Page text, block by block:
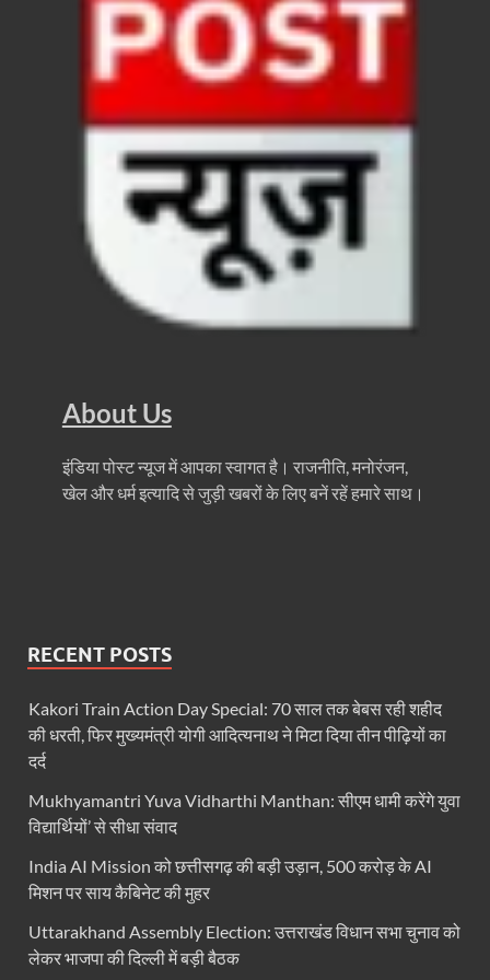
FSSAI: जांच में अंडे पूरी तरह सुरक्षित पाए गए: FSSAI
Anil Vij Statement: कांग्रेस का अविश्वास प्रस्ताव सदन
Chronic Kidney Disease: क्रोनिक किडनी डिजीज
Bihar NDA MP: बिहार एनडीए सांसदों ने बीजेपी राष्ट्रीय
VB G Ram G Bill: बिल फाड़ना लोकतंत्र की हत्या –
Former DGP Prashant Kumar: उत्तर प्रदेश शिक्षा
Indian Railway New Policy: ट्रेन में भी एयरपोर्ट जैसा
Soil To Silk Exhibition: सॉइल टू सिल्क’ की अनूठी
BJP Working President Nitin Nabin: कौन है नितिन
Ummeed Portal: उम्मीद पोर्टल पर यूपी ने रचा
AIIMS Rishikesh: केन्द्रीय स्वास्थ्य मंत्री जेपी नड्डा से
Ayushman Yojana: मुख्यमंत्री ने 142 नवनियुक्त
Mutul Fund SIP: सिर्फ 2000 महीने जमा करके कैसे बन
Vande Matram In Parilament: वंदे मातरम पर संसद में
Manas Khand Mala Yojana: मुख्यमंत्री धामी ने किया
About Us
इंडिया पोस्ट न्यूज में आपका स्वागत है। राजनीति, मनोरंजन,
खेल और धर्म इत्यादि से जुड़ी खबरों के लिए बनें रहें हमारे साथ।
RECENT POSTS
Kakori Train Action Day Special: 70 साल तक बेबस रही शहीद
की धरती, फिर मुख्यमंत्री योगी आदित्यनाथ ने मिटा दिया तीन पीढ़ियों का
दर्द
Mukhyamantri Yuva Vidharthi Manthan: सीएम धामी करेंगे युवा
विद्यार्थियों’ से सीधा संवाद
India AI Mission को छत्तीसगढ़ की बड़ी उड़ान, 500 करोड़ के AI
मिशन पर साय कैबिनेट की मुहर
Uttarakhand Assembly Election: उत्तराखंड विधान सभा चुनाव को
लेकर भाजपा की दिल्ली में बड़ी बैठक